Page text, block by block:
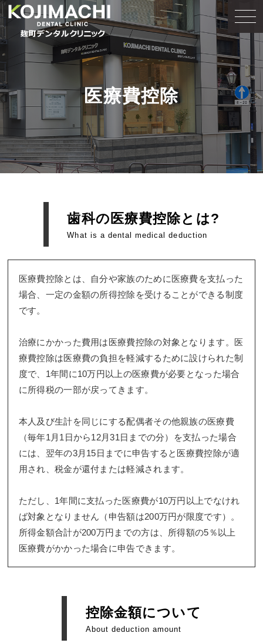
医療費控除
歯科の医療費控除とは?
What is a dental medical deduction
医療費控除とは、自分や家族のために医療費を支払った
場合、一定の金額の所得控除を受けることができる制度
です。
治療にかかった費用は医療費控除の対象となります。医
療費控除は医療費の負担を軽減するために設けられた制
度で、1年間に10万円以上の医療費が必要となった場合
に所得税の一部が戻ってきます。
本人及び生計を同じにする配偶者その他親族の医療費
（毎年1月1日から12月31日までの分）を支払った場合
には、翌年の3月15日までに申告すると医療費控除が適
用され、税金が還付または軽減されます。
ただし、1年間に支払った医療費が10万円以上でなけれ
ば対象となりません（申告額は200万円が限度です）。
所得金額合計が200万円までの方は、所得額の5％以上
医療費がかかった場合に申告できます。
控除金額について
About deduction amount